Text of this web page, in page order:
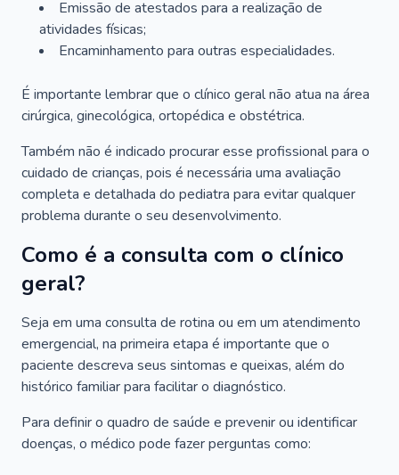
Emissão de atestados para a realização de
atividades físicas;
Encaminhamento para outras especialidades.
É importante lembrar que o clínico geral não atua na área
cirúrgica, ginecológica, ortopédica e obstétrica.
Também não é indicado procurar esse profissional para o
cuidado de crianças, pois é necessária uma avaliação
completa e detalhada do pediatra para evitar qualquer
problema durante o seu desenvolvimento.
Como é a consulta com o clínico
geral?
Seja em uma consulta de rotina ou em um atendimento
emergencial, na primeira etapa é importante que o
paciente descreva seus sintomas e queixas, além do
histórico familiar para facilitar o diagnóstico.
Para definir o quadro de saúde e prevenir ou identificar
doenças, o médico pode fazer perguntas como: